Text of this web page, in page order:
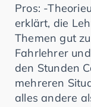
Pros: -
erklärt, die
Themen gut
Fahrlehrer
den Stunden
mehreren
alles andere